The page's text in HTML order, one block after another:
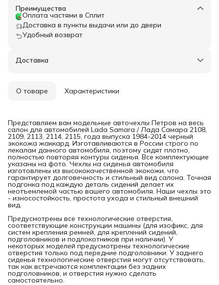
Преимущества
Оплата частями в Сплит
Доставка в пункты выдачи или до двери
Удобный возврат
Доставка
О товаре Характеристики
Представляем вам модельные авточехлы Петров на весь
салон для автомобилей Lada Samara / Лада Самара 2108,
2109, 2113, 2114, 2115, года выпуска 1984-2014 черный
экокожа жаккард. Изготавливаются в России строго по
лекалам данного автомобиля, поэтому сидят плотно,
полностью повторяя контуры сиденья. Все комплектующие
указаны на фото. Чехлы на сиденья автомобиля
изготовлены из высококачественной экокожи, что
гарантирует долговечность и стильный вид салона. Точная
подгонка под каждую деталь сидений делает их
неотъемлемой частью вашего автомобиля. Наши чехлы это
- износостойкость, простота ухода и стильный внешний
вид.
Предусмотрены все технологические отверстия,
соответствующие конструкции машины (для изофикс, для
систем крепления ремней, для креплений сидений,
подголовников и подлокотников при наличии). У
некоторых моделей предусмотрены технологические
отверстия только под передние подголовники. У заднего
сиденья технологические отверстия могут отсутствовать,
так как встречаются комплектации без задних
подголовников, и отверстия нужно сделать
самостоятельно.